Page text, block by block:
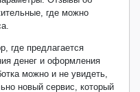
где можно
где предлагается
денег и оформления
можно и не увидеть,
новый сервис, который